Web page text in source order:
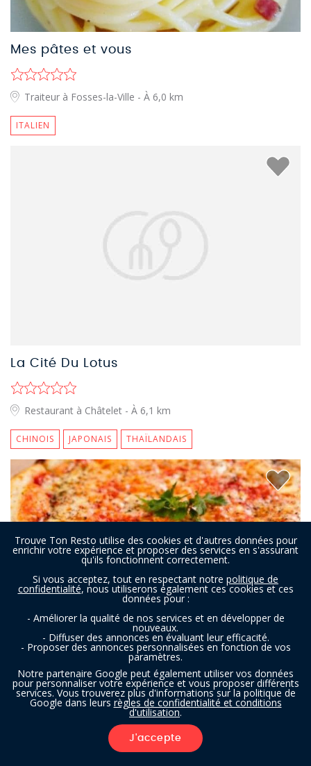
FILTRES
Mes pâtes et vous
Traiteur à Fosses-la-Ville - À 6,0 km
ITALIEN
La Cité Du Lotus
Restaurant à Châtelet - À 6,1 km
CHINOIS JAPONAIS THAÏLANDAIS
Bella Sicilia
Pizzeria à Fosses-la-Ville - À 6,2 km
Trouve Ton Resto utilise des cookies et d'autres données pour
enrichir votre expérience et proposer des services en s'assurant
qu'ils fonctionnent correctement.
Si vous acceptez, tout en respectant notre politique de
confidentialité, nous utiliserons également ces cookies et ces
données pour :
- Améliorer la qualité de nos services et en développer de
nouveaux.
- Diffuser des annonces en évaluant leur efficacité.
- Proposer des annonces personnalisées en fonction de vos
paramètres.
Notre partenaire Google peut également utiliser vos données
pour personnaliser votre expérience et vous proposer différents
services. Vous trouverez plus d'informations sur la politique de
Google dans leurs règles de confidentialité et conditions
d'utilisation.
J'accepte